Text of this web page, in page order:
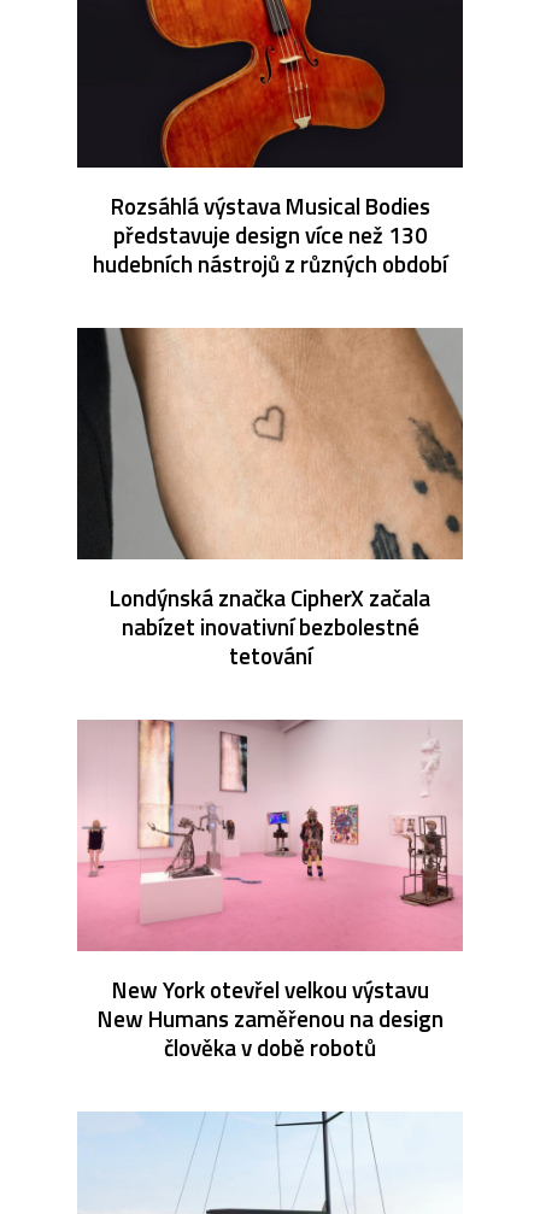
Rozsáhlá výstava Musical Bodies
představuje design více než 130
hudebních nástrojů z různých období
Londýnská značka CipherX začala
nabízet inovativní bezbolestné
tetování
New York otevřel velkou výstavu
New Humans zaměřenou na design
člověka v době robotů